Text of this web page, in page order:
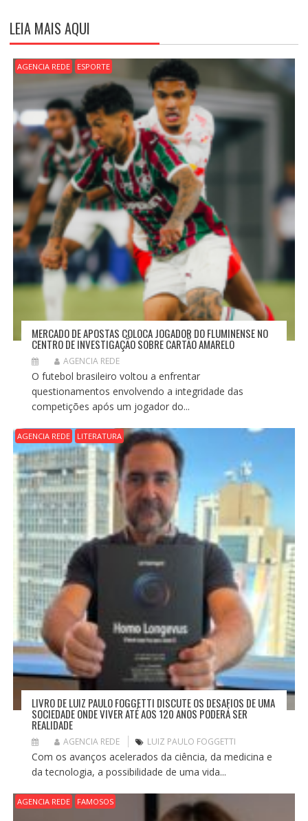
Ã
O
D
E
P
S
T
LEIA MAIS AQUI
AGENCIA REDE ESPORTE
MERCADO DE APOSTAS COLOCA JOGADOR DO FLUMINENSE NO
CENTRO DE INVESTIGAÇÃO SOBRE CARTÃO AMARELO
AGENCIA REDE
O futebol brasileiro voltou a enfrentar
questionamentos envolvendo a integridade das
competições após um jogador do...
AGENCIA REDE LITERATURA
LIVRO DE LUIZ PAULO FOGGETTI DISCUTE OS DESAFIOS DE UMA
SOCIEDADE ONDE VIVER ATÉ AOS 120 ANOS PODERÁ SER
REALIDADE
AGENCIA REDE LUIZ PAULO FOGGETTI
Com os avanços acelerados da ciência, da medicina e
da tecnologia, a possibilidade de uma vida...
AGENCIA REDE FAMOSOS